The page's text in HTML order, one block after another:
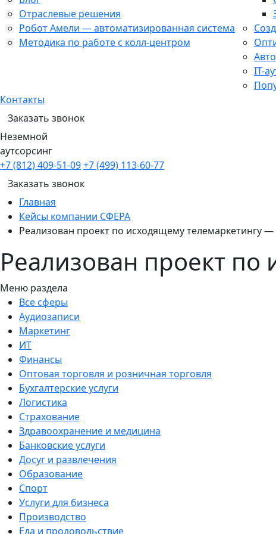
Отраслевые решения
Робот Амели — автоматизированная система
Методика по работе с колл-центром
IT-
Контакты
Заказать звонок
Неземной
аутсорсинг
+7 (812) 409-51-09+7 (499) 113-60-77
Заказать звонок
Главная
Кейсы компании СФЕРА
Реализован проект по исходящему телемаркетингу —
Реализован проект
Меню раздела
Все сферы
Аудиозаписи
Маркетинг
ИТ
Финансы
Оптовая торговля и розничная торговля
Бухгалтерские услуги
Логистика
Страхование
Здравоохранение и медицина
Банковские услуги
Досуг и развлечения
Образование
Спорт
Услуги для бизнеса
Производство
Еда и продовольствие